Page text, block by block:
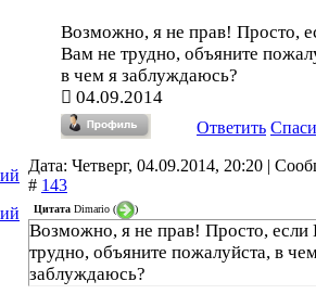
Возможно, я не прав! Просто,
Вам не трудно, объяните
в чем я заблуждаюсь?
04.09.2014
Ответить
Дата: Четверг, 04.09.2014, 20:20 |
# 143
Цитата Dimario ( )
Возможно, я не прав! Просто, если
трудно, объяните пожалуйста, в
заблуждаюсь?